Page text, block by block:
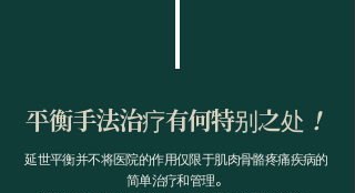
平衡手法治疗有何特别之处 ！
延世平衡并不将医院的作用仅限于肌肉骨骼疼痛疾病的
简单治疗和管理。